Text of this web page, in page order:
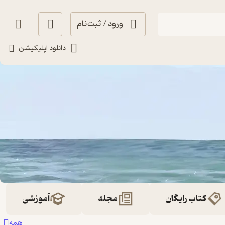
ورود / ثبت‌نام
دانلود اپلیکیشن
کتاب رایگان مجله آموزشی